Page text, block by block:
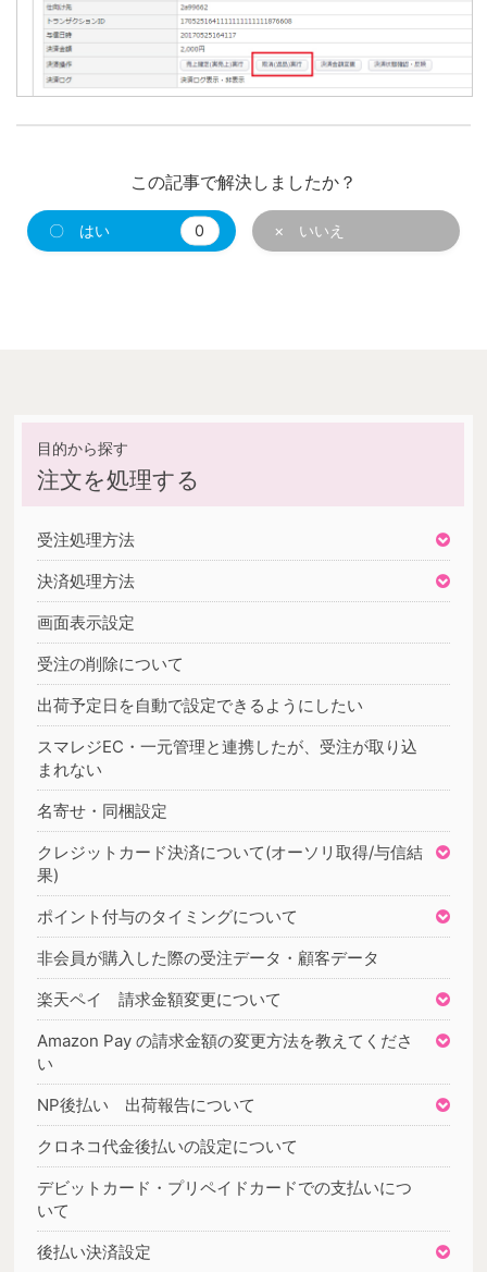
この記事で解決しましたか？
〇 はい 0 × いいえ
注文を処理する
受注処理方法
決済処理方法
画面表示設定
受注の削除について
出荷予定日を自動で設定できるようにしたい
スマレジEC・一元管理と連携したが、受注が取り込
まれない
名寄せ・同梱設定
クレジットカード決済について(オーソリ取得/与信結
果)
ポイント付与のタイミングについて
非会員が購入した際の受注データ・顧客データ
楽天ペイ 請求金額変更について
Amazon Pay の請求金額の変更方法を教えてくださ
い
NP後払い 出荷報告について
クロネコ代金後払いの設定について
デビットカード・プリペイドカードでの支払いにつ
いて
後払い決済設定